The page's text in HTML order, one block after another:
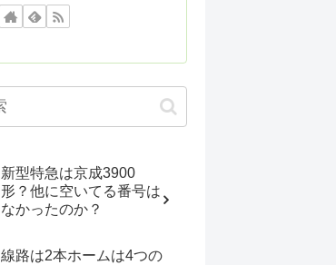
新型特急は京成3900
形？他に空いてる番号は
なかったのか？
線路は2本ホームは4つの